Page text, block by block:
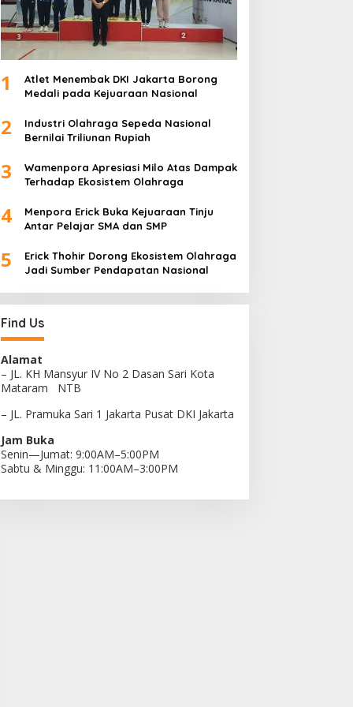
1
Atlet Menembak DKI Jakarta Borong
Medali pada Kejuaraan Nasional
2
Industri Olahraga Sepeda Nasional
Bernilai Triliunan Rupiah
3
Wamenpora Apresiasi Milo Atas Dampak
Terhadap Ekosistem Olahraga
4
Menpora Erick Buka Kejuaraan Tinju
Antar Pelajar SMA dan SMP
5
Erick Thohir Dorong Ekosistem Olahraga
Jadi Sumber Pendapatan Nasional
Find Us
Alamat
– JL. KH Mansyur IV No 2 Dasan Sari Kota
Mataram NTB
– JL. Pramuka Sari 1 Jakarta Pusat DKI Jakarta
Jam Buka
Senin—Jumat: 9:00AM–5:00PM
Sabtu & Minggu: 11:00AM–3:00PM